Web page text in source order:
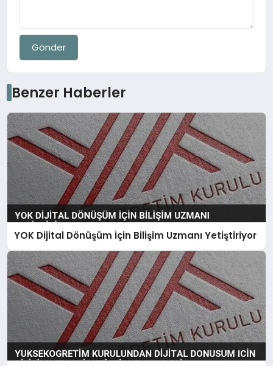
Gönder
Benzer Haberler
YOK Dijital Dönüşüm İçin Bilişim Uzmanı Yetiştiriyor